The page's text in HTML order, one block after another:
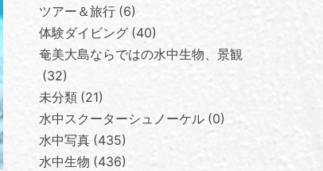
ツアー＆旅行 6
体験ダイビング 40
奄美大島ならではの水中生物、景観
32
未分類 21
水中スクーターシュノーケル 0
水中写真 435
水中生物 436